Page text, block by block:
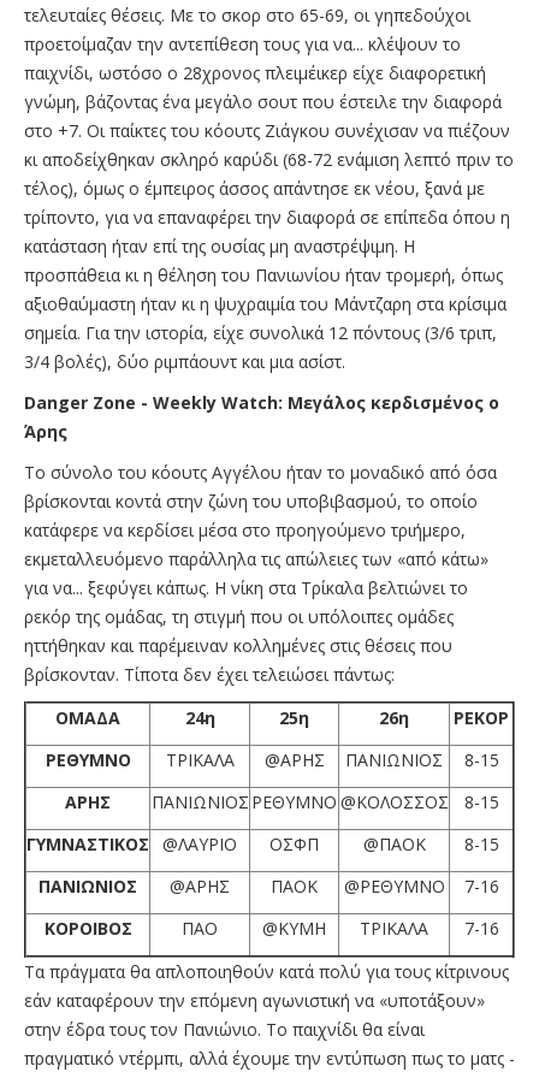
τελευταίες θέσεις. Με το σκορ στο 65-69, οι γηπεδούχοι
προετοίμαζαν την αντεπίθεση τους για να... κλέψουν το
παιχνίδι, ωστόσο ο 28χρονος πλειμέικερ είχε διαφορετική
γνώμη, βάζοντας ένα μεγάλο σουτ που έστειλε την διαφορά
στο +7. Οι παίκτες του κόουτς Ζιάγκου συνέχισαν να πιέζουν
κι αποδείχθηκαν σκληρό καρύδι (68-72 ενάμιση λεπτό πριν το
τέλος), όμως ο έμπειρος άσσος απάντησε εκ νέου, ξανά με
τρίποντο, για να επαναφέρει την διαφορά σε επίπεδα όπου η
κατάσταση ήταν επί της ουσίας μη αναστρέψιμη. Η
προσπάθεια κι η θέληση του Πανιωνίου ήταν τρομερή, όπως
αξιοθαύμαστη ήταν κι η ψυχραιμία του Μάντζαρη στα κρίσιμα
σημεία. Για την ιστορία, είχε συνολικά 12 πόντους (3/6 τριπ,
3/4 βολές), δύο ριμπάουντ και μια ασίστ.
Danger Zone - Weekly Watch: Μεγάλος κερδισμένος ο
Άρης
Το σύνολο του κόουτς Αγγέλου ήταν το μοναδικό από όσα
βρίσκονται κοντά στην ζώνη του υποβιβασμού, το οποίο
κατάφερε να κερδίσει μέσα στο προηγούμενο τριήμερο,
εκμεταλλευόμενο παράλληλα τις απώλειες των «από κάτω»
για να... ξεφύγει κάπως. Η νίκη στα Τρίκαλα βελτιώνει το
ρεκόρ της ομάδας, τη στιγμή που οι υπόλοιπες ομάδες
ηττήθηκαν και παρέμειναν κολλημένες στις θέσεις που
βρίσκονταν. Τίποτα δεν έχει τελειώσει πάντως:
ΟΜΑΔΑ
24η 25η 26η
ΡΕΚΟΡ
ΡΕΘΥΜΝΟ
ΤΡΙΚΑΛΑ @ΑΡΗΣ ΠΑΝΙΩΝΙΟΣ
8-15
ΑΡΗΣ
ΠΑΝΙΩΝΙΟΣ ΡΕΘΥΜΝΟ @ΚΟΛΟΣΣΟΣ
8-15
ΓΥΜΝΑΣΤΙΚΟΣ
@ΛΑΥΡΙΟ ΟΣΦΠ @ΠΑΟΚ
8-15
ΠΑΝΙΩΝΙΟΣ
@ΑΡΗΣ ΠΑΟΚ @ΡΕΘΥΜΝΟ
7-16
ΚΟΡΟΙΒΟΣ
ΠΑΟ @ΚΥΜΗ ΤΡΙΚΑΛΑ
7-16
Τα πράγματα θα απλοποιηθούν κατά πολύ για τους κίτρινους
εάν καταφέρουν την επόμενη αγωνιστική να «υποτάξουν»
στην έδρα τους τον Πανιώνιο. Το παιχνίδι θα είναι
πραγματικό ντέρμπι, αλλά έχουμε την εντύπωση πως το ματς -